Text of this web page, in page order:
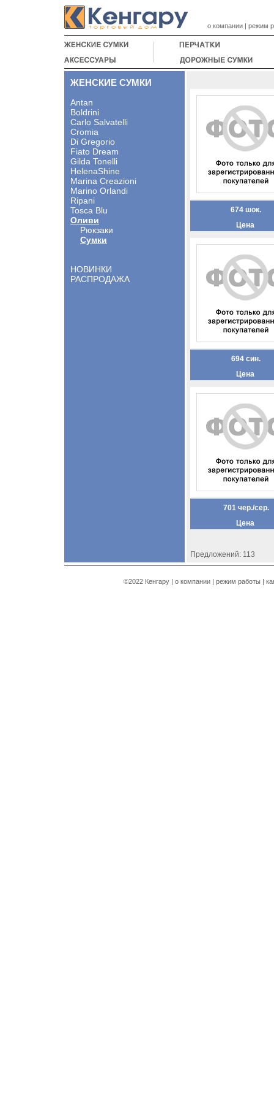
о компании | режим
ЖЕНСКИЕ СУМКИ
Antan
Boldrini
Carlo Salvatelli
Cromia
Di Gregorio
Fiato Dream
Gilda Tonelli
HelenaShine
Marina Creazioni
Marino Orlandi
Ripani
Tosca Blu
Оливи
Рюкзаки
Сумки
НОВИНКИ
РАСПРОДАЖА
674 шок.
Цена
694 син.
Цена
701 чер./сер.
Цена
Предложений: 113
©2022 Кенгару | о компании | режим работы |